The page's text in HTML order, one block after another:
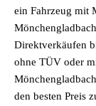
ein Fahrzeug mit
Direktverkäufen
ohne TÜV oder
den besten Preis